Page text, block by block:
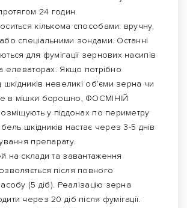
24 годин.
кількома способами: вручну,
спеціальними зондами. Останні
для фумігації зернових насипів
елеваторах. Якщо потрібно
шкідників невеликі об’єми зерна чи
в мішки борошно, ФОСМІНІЙ
у піддонах по периметру
шкідників настає через 3-5 днів
препарату.
на склади та завантаження
після повного
(5 діб). Реалізацію зерна
через 20 діб після фумігації.